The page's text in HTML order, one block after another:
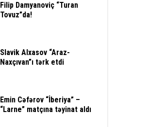
Filip Damyanoviç “Turan
Tovuz”da!
Slavik Alxasov “Araz-
Naxçıvan”ı tərk etdi
Emin Cəfərov “İberiya” –
“Larne” matçına təyinat aldı